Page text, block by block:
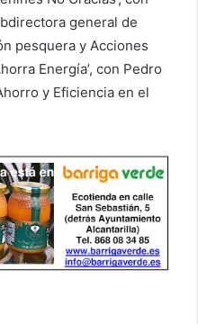
general de
pesquera y Acciones
Energía’, con Pedro
y Eficiencia en el